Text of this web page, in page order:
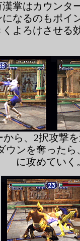
掌はカウンタ
なるのもポイ
くよろけさせる
ら、2択攻撃
ウンを奪った
に攻めていく